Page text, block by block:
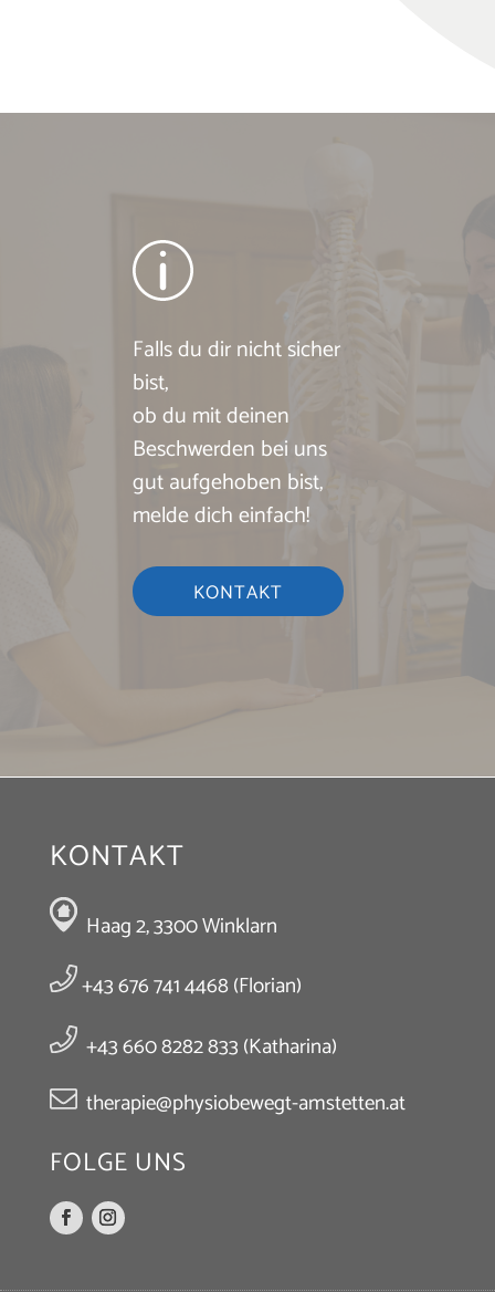
Falls du dir nicht sicher
bist,
ob du mit deinen
Beschwerden bei uns
gut aufgehoben bist,
melde dich einfach!
KONTAKT
KONTAKT
Haag 2, 3300 Winklarn
+43 676 741 4468(Florian)
+43 660 8282 833(Katharina)
therapie@physiobewegt-amstetten.at
FOLGE UNS